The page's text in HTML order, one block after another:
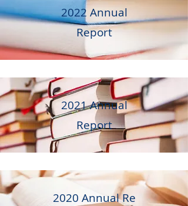
2022 Annual
Report
2021 Annual
Report
2020 Annual Re